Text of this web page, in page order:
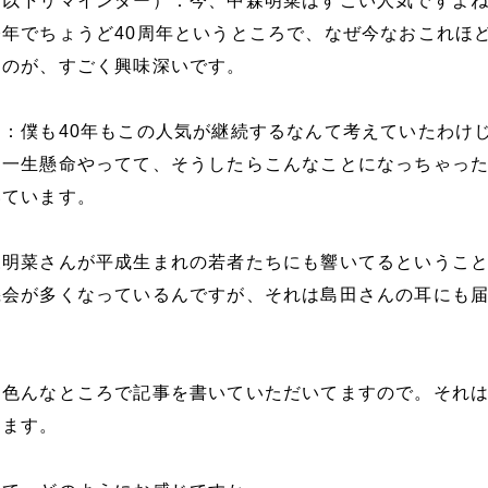
でちょうど40周年というところで、なぜ今なおこれほ
が、すごく興味深いです。
僕も40年もこの人気が継続するなんて考えていたわけ
生懸命やってて、そうしたらこんなことになっちゃっ
います。
菜さんが平成生まれの若者たちにも響いてるというこ
が多くなっているんですが、それは島田さんの耳にも
んなところで記事を書いていただいてますので。それ
す。